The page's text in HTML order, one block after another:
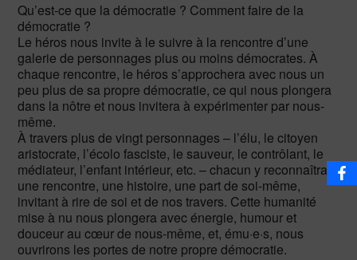
Qu’est-ce que la démocratie ? Comment faire de la
démocratie ?
Le héros nous invite à le suivre à la rencontre d’une
galerie de personnages plus ou moins démocrates. À
chaque rencontre, le héros s’approchera avec nous un
peu plus de sa propre démocratie, ce qui nous plongera
dans la nôtre et nous invitera à expérimenter par nous-
même.
À travers plus de vingt personnages – l’élu, le citoyen
aristocrate, l’écolo fasciste, le sauveur, le contrôlant, le
médiateur, l’enfant intérieur, etc. – chacun y reconnaîtra
une rencontre, une histoire, une part de soi-même,
invitant à rire de soi et de nos travers. Cette humanité
mise à nu nous plongera avec énergie, humour et
douceur au cœur de nous-même, et, ému·e·s, nous
ouvrirons les portes de notre propre démocratie.